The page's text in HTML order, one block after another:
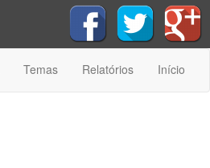
Temas Relatórios Início